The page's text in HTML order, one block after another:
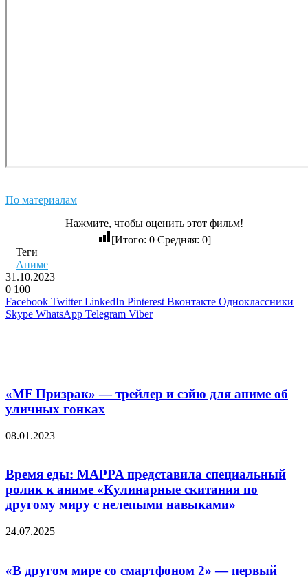
По материалам
Нажмите, чтобы оценить этот фильм!
[Итого: 0Средняя: 0]
Теги
Аниме
31.10.2023
0 100
Facebook Twitter LinkedIn Pinterest Вконтакте Одноклассники
Skype WhatsApp Telegram Viber
«MF Призрак» — трейлер и сэйю для аниме об
уличных гонках
08.01.2023
Время еды: MAPPA представила специальный
ролик к аниме «Кулинарные скитания по
другому миру с нелепыми навыками»
24.07.2025
«В другом мире со смартфоном 2» — первый